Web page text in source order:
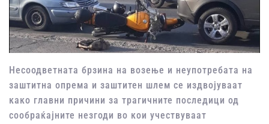
Несоодветната брзина на возење и неупотребата на
заштитна опрема и заштитен шлем се издвојуваат
како главни причини за трагичните последици од
сообраќајните незгоди во кои учествуваат